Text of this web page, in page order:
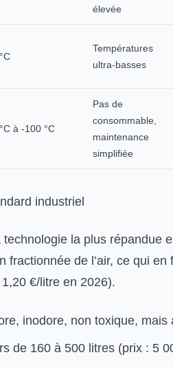
élevée
Températures
ultra-basses
à -100 °C
Pas de
consommable,
maintenance
simplifiée
industriel
technologie la plus répandue
fractionnée de l’air, ce qui
€/litre en 2026).
inodore, non toxique,
de 160 à 500 litres (prix : 5